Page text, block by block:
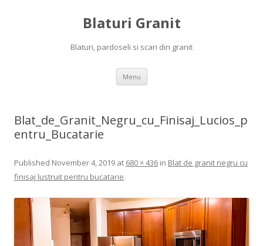
Blaturi Granit
Blaturi, pardoseli si scari din granit
Menu Skip to content
Blat_de_Granit_Negru_cu_Finisaj_Lucios_p
entru_Bucatarie
Published November 4, 2019 at 680 × 436 in Blat de granit negru cu
finisaj lustruit pentru bucatarie.